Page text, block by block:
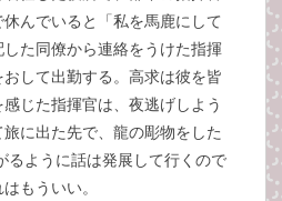
んでいると「私を馬鹿にして
た同僚から連絡をうけた指揮
して出勤する。高求は彼を皆
じた指揮官は、夜逃げしよう
に出た先で、龍の彫物をした
ように話は発展して行くので
もういい。